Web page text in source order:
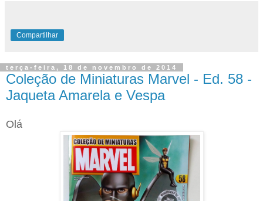
Compartilhar
terça-feira, 18 de novembro de 2014
Coleção de Miniaturas Marvel - Ed. 58 -
Jaqueta Amarela e Vespa
Olá